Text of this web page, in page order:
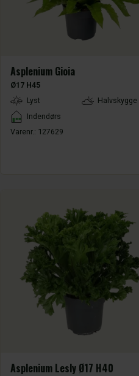
Asplenium Gioia
Ø17 H45
LightType
Lyst
Halvskygge
Placement
Indendørs
Varenr.: 127629
Asplenium Lesly Ø17 H40